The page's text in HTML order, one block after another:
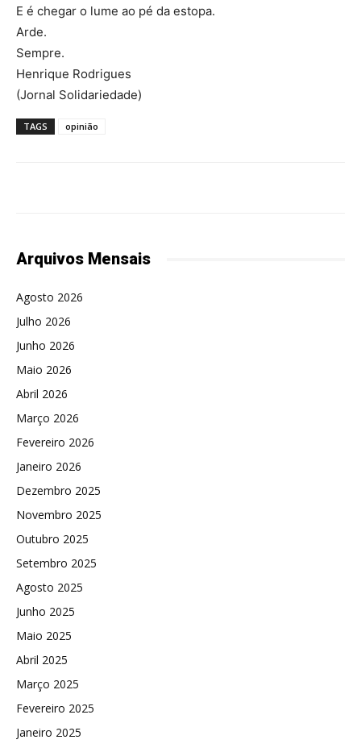
E é chegar o lume ao pé da estopa.
Arde.
Sempre.
Henrique Rodrigues
(Jornal Solidariedade)
TAGS opinião
Arquivos Mensais
Agosto 2026
Julho 2026
Junho 2026
Maio 2026
Abril 2026
Março 2026
Fevereiro 2026
Janeiro 2026
Dezembro 2025
Novembro 2025
Outubro 2025
Setembro 2025
Agosto 2025
Junho 2025
Maio 2025
Abril 2025
Março 2025
Fevereiro 2025
Janeiro 2025